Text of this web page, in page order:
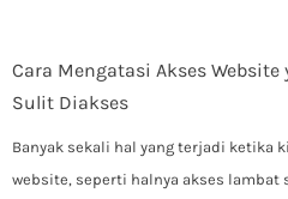
Cara Mengatasi Akses
Sulit Diakses
Banyak sekali hal yang terjadi ketika
website, seperti halnya akses lambat